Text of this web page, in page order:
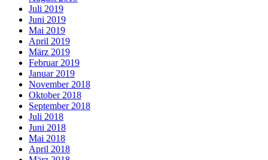
Juli 2019
Juni 2019
Mai 2019
April 2019
März 2019
Februar 2019
Januar 2019
November 2018
Oktober 2018
September 2018
Juli 2018
Juni 2018
Mai 2018
April 2018